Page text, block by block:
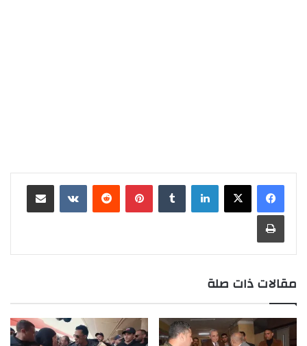
لينكدإن بينتيريست
مقالات ذات صلة